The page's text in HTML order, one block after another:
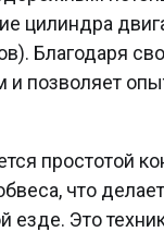
цилиндра
Благодаря
и позволяет
простотой
что
Это